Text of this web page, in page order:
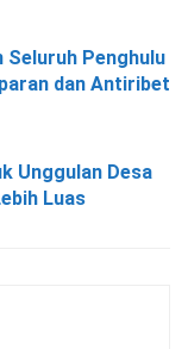
Seluruh Penghulu
dan Antiribet
Unggulan Desa
Luas